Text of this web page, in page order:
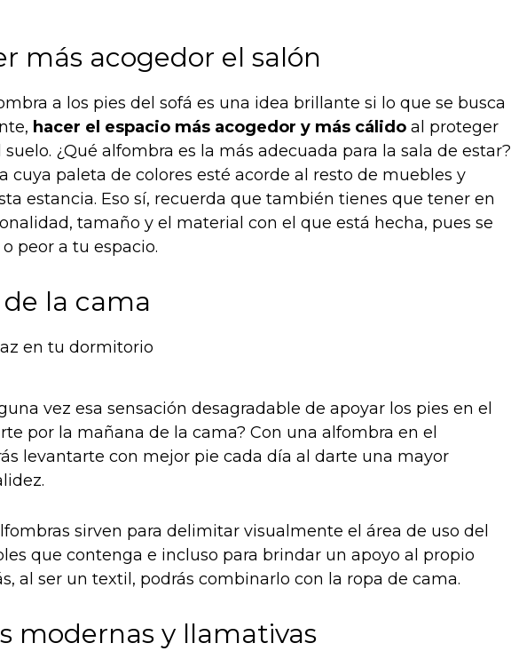
más acogedor el salón
a los pies del sofá es una idea brillante si lo que se busca
hacer el espacio más acogedor y más cálido al proteger
¿Qué alfombra es la más adecuada para la sala de estar?
cuya paleta de colores esté acorde al resto de muebles y
estancia. Eso sí, recuerda que también tienes que tener en
tamaño y el material con el que está hecha, pues se
peor a tu espacio.
la cama
vez esa sensación desagradable de apoyar los pies en el
por la mañana de la cama? Con una alfombra en el
levantarte con mejor pie cada día al darte una mayor
sirven para delimitar visualmente el área de uso del
que contenga e incluso para brindar un apoyo al propio
al ser un textil, podrás combinarlo con la ropa de cama.
modernas y llamativas